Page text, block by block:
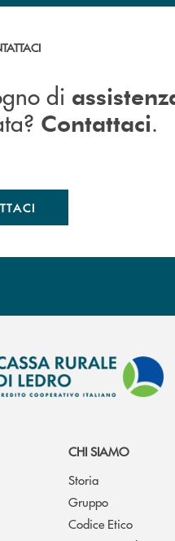
assistenza immediata?
di
Contattaci.
CHI SIAMO
Storia
Gruppo
Codice Etico